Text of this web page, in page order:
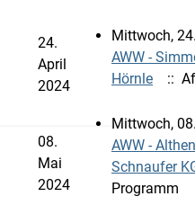
24.
April
2024
Mittwoch,
AWW -
Hörnle
::
08.
Mai
2024
Mittwoch,
AWW -
Schnaufer
Programm